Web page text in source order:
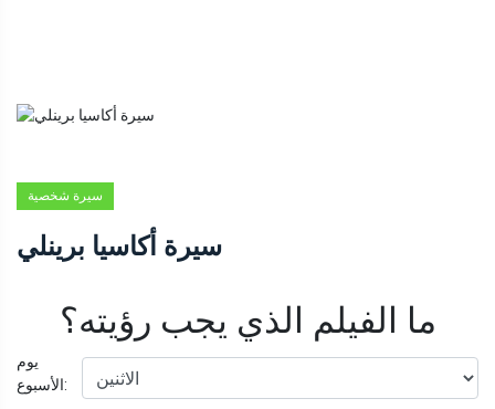
سيرة شخصية
سيرة أكاسيا برينلي
ما الفيلم الذي يجب رؤيته؟
يوم
الأسبوع: